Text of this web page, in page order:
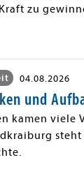
zu
04.08.2026
und
kamen viele